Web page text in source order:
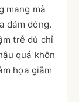
mang mà
đám đông.
trễ dù chỉ
quả khôn
họa giẫm